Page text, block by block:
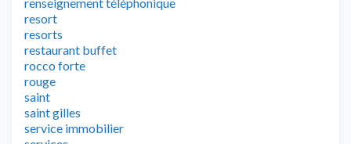
resort
resorts
restaurant buffet
rocco forte
rouge
saint
saint gilles
service immobilier